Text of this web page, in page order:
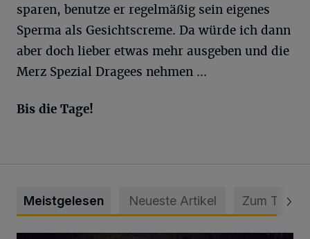
sparen, benutze er regelmäßig sein eigenes
Sperma als Gesichtscreme. Da würde ich dann
aber doch lieber etwas mehr ausgeben und die
Merz Spezial Dragees nehmen ...
Bis die Tage!
Meistgelesen Neueste Artikel Zum Thema